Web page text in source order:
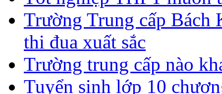
Trường Trung cấp Bách
thi đua xuất sắc
Trường trung cấp nào
Tuyển sinh lớp 10